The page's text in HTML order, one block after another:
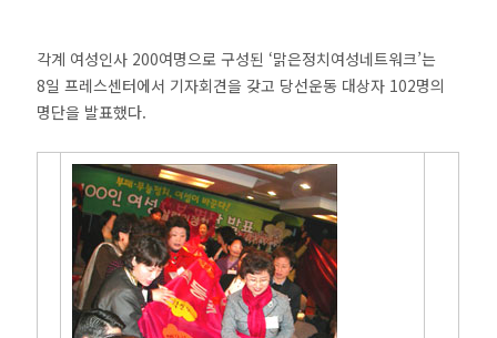
각계 여성인사 200여명으로 구성된 ‘맑은정치여성네트워크’는
8일 프레스센터에서 기자회견을 갖고 당선운동 대상자 102명의
명단을 발표했다.